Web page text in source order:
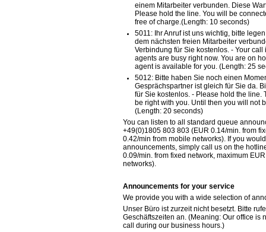
einem Mitarbeiter verbunden. Diese
Please hold the line. You will be
free of charge.(Length: 10 seconds)
5011: Ihr Anruf ist uns wichtig, bitte
dem nächsten freien Mitarbeiter
Verbindung für Sie kostenlos. - Your
agents are busy right now. You are on
agent is available for you. (Length: 25
5012: Bitte haben Sie noch einen
Gesprächspartner ist gleich für Sie da.
für Sie kostenlos. - Please hold the line.
be right with you. Until then you will not
(Length: 20 seconds)
You can listen to all standard queue
+49(0)1805 803 803 (EUR 0.14/min. from
0.42/min from mobile networks). If you
announcements, simply call us on the
0.09/min. from fixed network, maximum
networks).
Announcements for your service
We provide you with a wide selection of
Unser Büro ist zurzeit nicht besetzt. Bitte
Geschäftszeiten an. (Meaning: Our office is
call during our business hours.)